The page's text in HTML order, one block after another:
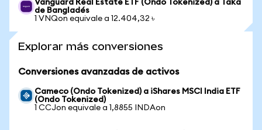
Vanguard Real Estate ETF (Ondo Tokenized) a Taka
de Bangladés
1 VNQon equivale a 12.404,32 ৳
Explorar más conversiones
Conversiones avanzadas de activos
Cameco (Ondo Tokenized) a iShares MSCI India ETF
(Ondo Tokenized)
1 CCJon equivale a 1,8855 INDAon